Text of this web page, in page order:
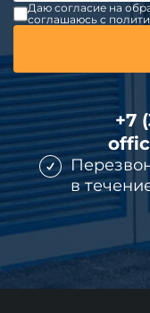
Даю согласие на
соглашаюсь c
+7
в